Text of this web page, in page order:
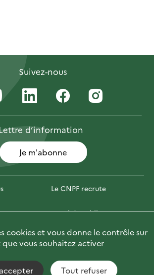
Suivez-nous
d’information
Je m'abonne
Le CNPF recrute
Marchés publics
Briefly in English
cookies et vous donne le contrôle sur
que vous souhaitez activer
Tout refuser